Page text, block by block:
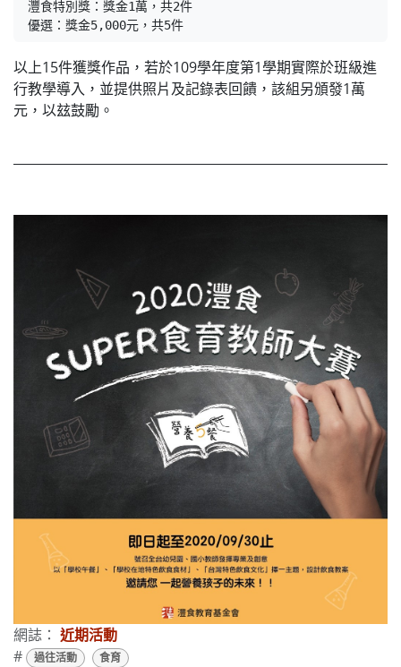
灃食特別獎：獎金1萬，共2件
優選：獎金5,000元，共5件
以上15件獲獎作品，若於109學年度第1學期實際於班級進
行教學導入，並提供照片及記錄表回饋，該組另頒發1萬
元，以玆鼓勵。
網誌： 近期活動
#
過往活動 食育